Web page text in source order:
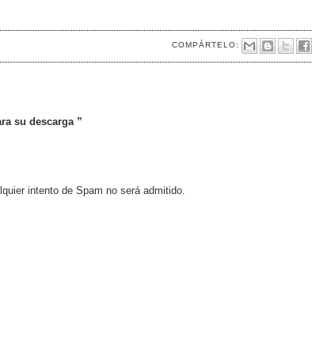
COMPÁRTELO:
su descarga ”
intento de Spam no será admitido.